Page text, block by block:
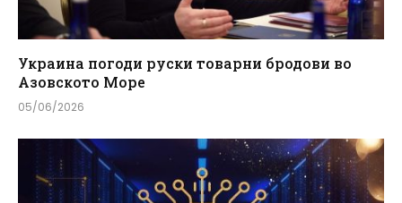
Украина погоди руски товарни бродови во
Азовското Море
05/06/2026